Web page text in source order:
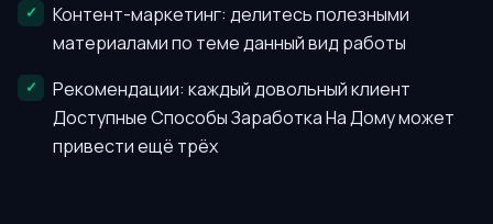
Контент-маркетинг: делитесь полезными
материалами по теме данный вид работы
Рекомендации: каждый довольный клиент
Доступные Способы Заработка На Дому может
привести ещё трёх